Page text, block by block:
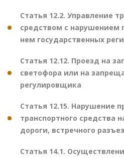
Статья 12.2. Управление
средством с нарушением
нем государственных
Статья 12.12. Проезд на
светофора или на
регулировщика
Статья 12.15. Нарушение
транспортного средства
дороги, встречного
Статья 14.1.